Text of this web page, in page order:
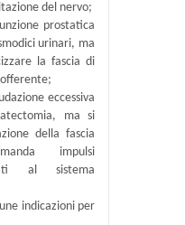
del nervo;
prostatica
urinari, ma
la fascia di
eccessiva
ma si
della fascia
impulsi
al sistema
indicazioni per